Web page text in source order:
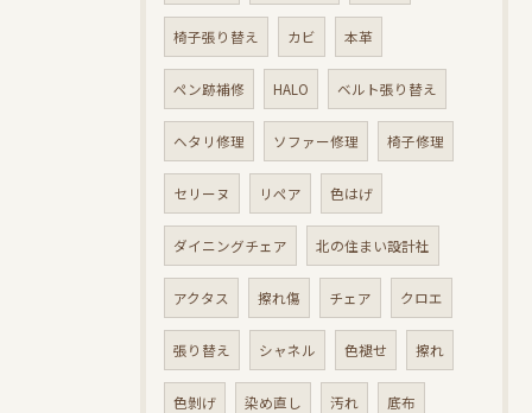
椅子張り替え カビ 本革
ペン跡補修 HALO ベルト張り替え
ヘタリ修理 ソファー修理 椅子修理
セリーヌ リペア 色はげ
ダイニングチェア 北の住まい設計社
アクタス 擦れ傷 チェア クロエ
張り替え シャネル 色褪せ 擦れ
色剝げ 染め直し 汚れ 底布